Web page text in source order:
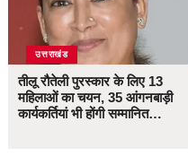
उत्तराखंड
तीलू रौतेली पुरस्कार के लिए 13
महिलाओं का चयन, 35 आंगनबाड़ी
कार्यकर्तियां भी होंगी सम्मानित…